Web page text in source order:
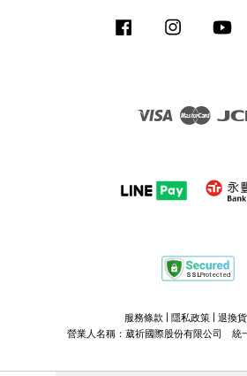
Facebook Instagram
Visa Master
服務條款 隱私政策| 退換
營業人名稱：葳祈國際股份有限公司 統